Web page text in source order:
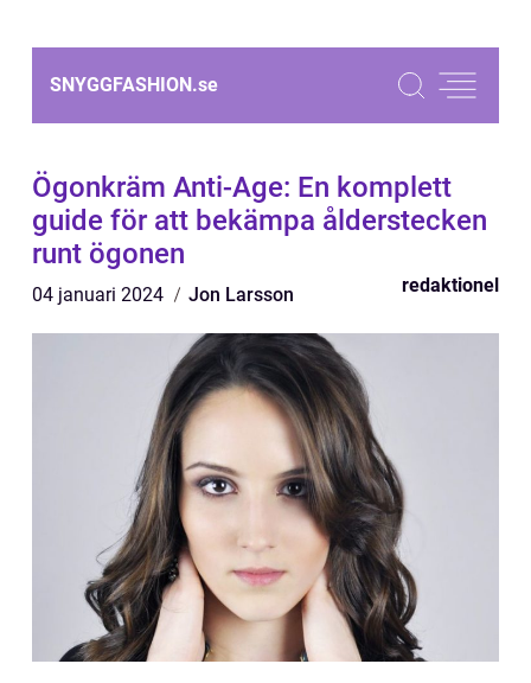
SNYGGFASHION.se
Ögonkräm Anti-Age: En komplett
guide för att bekämpa ålderstecken
runt ögonen
04 januari 2024 Jon Larsson redaktionel